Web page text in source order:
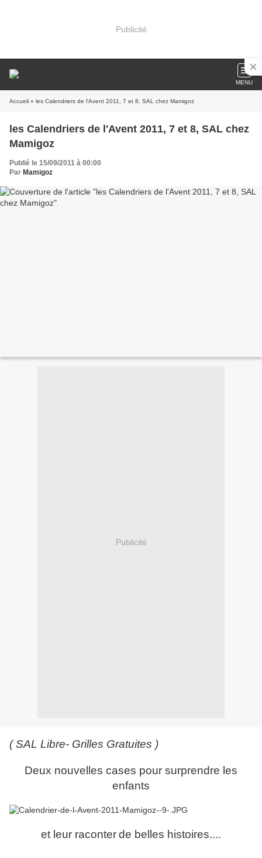
Publicité
MENU
Accueil » les Calendriers de l'Avent 2011, 7 et 8, SAL chez Mamigoz
les Calendriers de l'Avent 2011, 7 et 8, SAL chez
Mamigoz
Publié le 15/09/2011 à 00:00
Par Mamigoz
Publicité
( SAL Libre- Grilles Gratuites )
Deux nouvelles cases pour surprendre les
enfants
et leur raconterde belles histoires....